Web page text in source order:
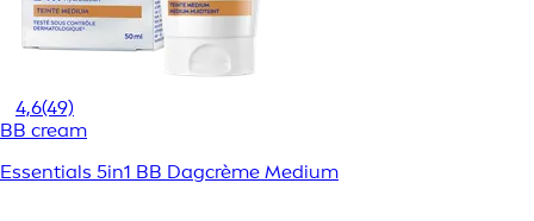
4,6(49)
BB cream
Essentials 5in1 BB Dagcrème Medium